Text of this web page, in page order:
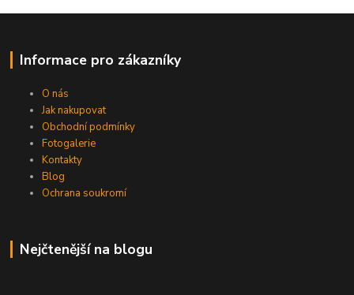
Informace pro zákazníky
O nás
Jak nakupovat
Obchodní podmínky
Fotogalerie
Kontakty
Blog
Ochrana soukromí
Nejčtenější na blogu